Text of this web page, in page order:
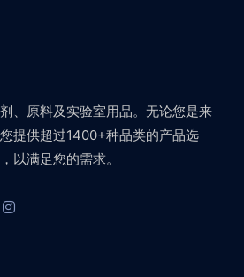
、原料及实验室用品。无论您是来
提供超过1400+种品类的产品选
以满足您的需求。